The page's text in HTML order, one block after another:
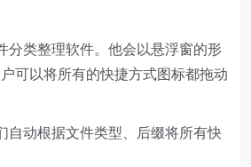
类整理软件。他会以悬浮窗的形
可以将所有的快捷方式图标都拖动
动根据文件类型、后缀将所有快